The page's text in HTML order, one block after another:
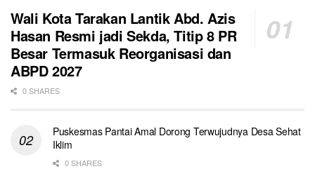
Wali Kota Tarakan Lantik Abd. Azis
Hasan Resmi jadi Sekda, Titip 8 PR
Besar Termasuk Reorganisasi dan
ABPD 2027
0 SHARES
Puskesmas Pantai Amal Dorong Terwujudnya Desa Sehat
Iklim
0 SHARES